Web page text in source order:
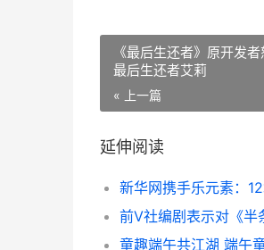
《最后生还者》原开发
最后生还者艾莉
« 上一篇
延伸阅读
新华网携手乐元素：
童趣端午共江湖 端午